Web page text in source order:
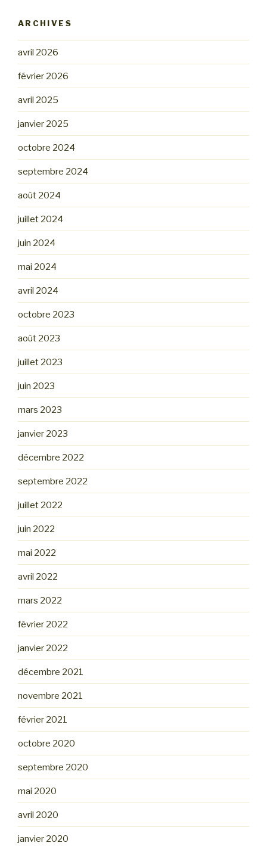
ARCHIVES
avril 2026
février 2026
avril 2025
janvier 2025
octobre 2024
septembre 2024
août 2024
juillet 2024
juin 2024
mai 2024
avril 2024
octobre 2023
août 2023
juillet 2023
juin 2023
mars 2023
janvier 2023
décembre 2022
septembre 2022
juillet 2022
juin 2022
mai 2022
avril 2022
mars 2022
février 2022
janvier 2022
décembre 2021
novembre 2021
février 2021
octobre 2020
septembre 2020
mai 2020
avril 2020
janvier 2020